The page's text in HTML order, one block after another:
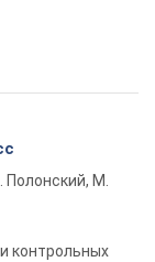
Полонский, М.
контрольных